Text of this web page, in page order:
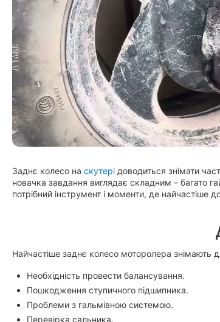
Заднє колесо на скутері доводиться знімати
новачка завдання виглядає складним – багато
потрібний інструмент і моменти, де найчастіше
Найчастіше заднє колесо моторолера знімають
Необхідність провести балансування.
Пошкодження ступичного підшипника.
Проблеми з гальмівною системою.
Перевірка сальника.